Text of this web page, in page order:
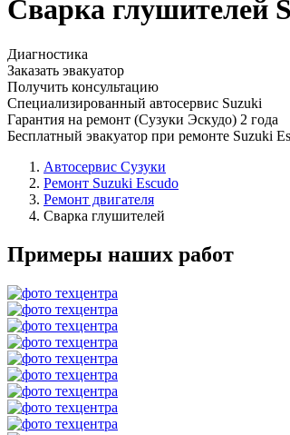
Сварка глушителей
Диагностика
Заказать эвакуатор
Получить консультацию
Специализированный автосервис Suzuki
Гарантия на ремонт (Сузуки Эскудо) 2 года
Бесплатный эвакуатор при ремонте Suzuki
Автосервис Сузуки
Ремонт Suzuki Escudo
Ремонт двигателя
Сварка глушителей
Примеры наших работ